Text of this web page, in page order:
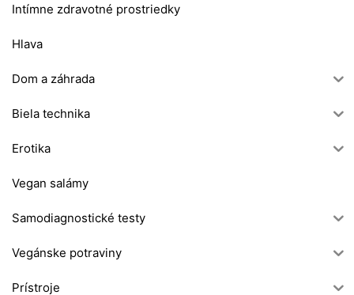
Intímne zdravotné prostriedky
Hlava
Dom a záhrada
Biela technika
Erotika
Vegan salámy
Samodiagnostické testy
Vegánske potraviny
Prístroje